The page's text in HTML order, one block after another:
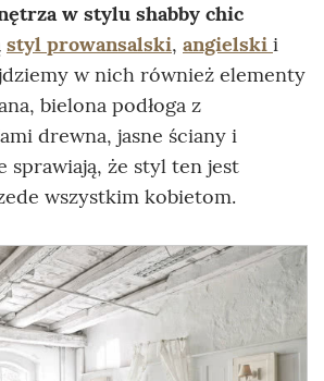
w stylu shabby chic
styl prowansalski, angielski i
w nich również elementy
bielona podłoga z
drewna, jasne ściany i
sprawiają, że styl ten jest
wszystkim kobietom.